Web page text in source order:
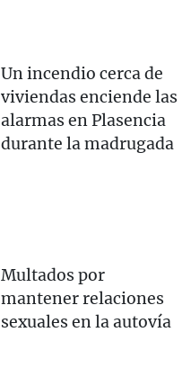
Un incendio cerca de
viviendas enciende las
alarmas en Plasencia
durante la madrugada
Multados por
mantener relaciones
sexuales en la autovía